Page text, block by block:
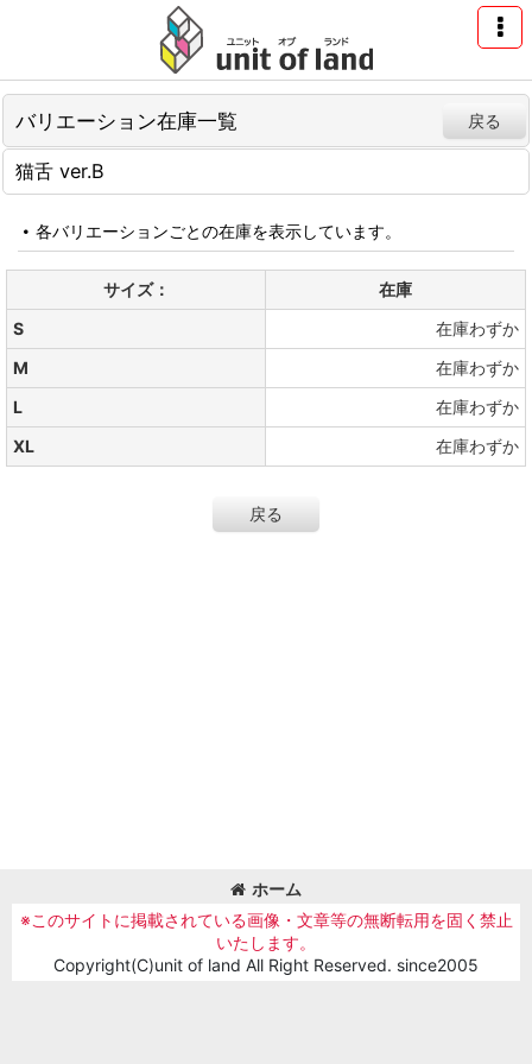
バリエーション在庫一覧 戻る
猫舌 ver.B
各バリエーションごとの在庫を表示しています。
サイズ：
在庫
S
在庫わずか
M
在庫わずか
L
在庫わずか
XL
在庫わずか
戻る
ホーム
※このサイトに掲載されている画像・文章等の無断転用を固く禁止
いたします。
Copyright(C)unit of land All Right Reserved. since2005